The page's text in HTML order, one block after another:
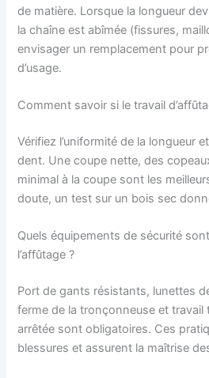
de matière. Lorsque la longueur
la chaîne est abîmée (fissures,
envisager un remplacement pour
d’usage.
Comment savoir si le travail
Vérifiez l’uniformité de la longueur
dent. Une coupe nette, des
minimal à la coupe sont les
doute, un test sur un bois sec
Quels équipements de sécurité
l’affûtage ?
Port de gants résistants, lunettes
ferme de la tronçonneuse et travail
arrêtée sont obligatoires. Ces
blessures et assurent la maîtrise